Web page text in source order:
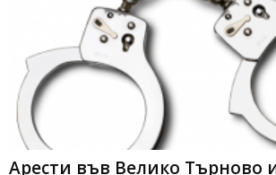
Арести във Велико Търново